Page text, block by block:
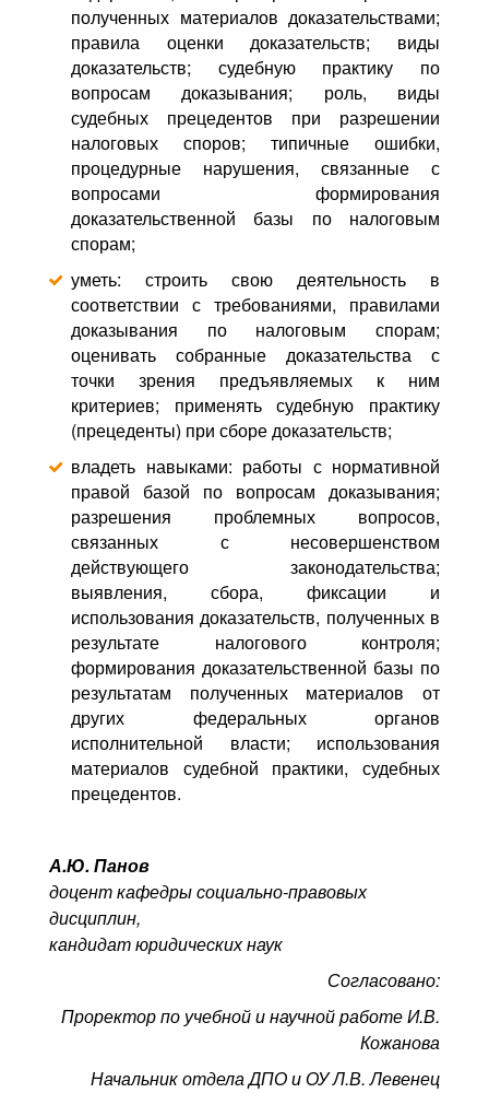
полученных материалов доказательствами;
правила оценки доказательств; виды
доказательств; судебную практику по
вопросам доказывания; роль, виды
судебных прецедентов при разрешении
налоговых споров; типичные ошибки,
процедурные нарушения, связанные с
вопросами формирования
доказательственной базы по налоговым
спорам;
уметь: строить свою деятельность в
соответствии с требованиями, правилами
доказывания по налоговым спорам;
оценивать собранные доказательства с
точки зрения предъявляемых к ним
критериев; применять судебную практику
(прецеденты) при сборе доказательств;
владеть навыками: работы с нормативной
правой базой по вопросам доказывания;
разрешения проблемных вопросов,
связанных с несовершенством
действующего законодательства;
выявления, сбора, фиксации и
использования доказательств, полученных в
результате налогового контроля;
формирования доказательственной базы по
результатам полученных материалов от
других федеральных органов
исполнительной власти; использования
материалов судебной практики, судебных
прецедентов.
А.Ю. Панов
доцент кафедры социально-правовых
дисциплин,
кандидат юридических наук
Согласовано:
Проректор по учебной и научной работе И.В.
Кожанова
Начальник отдела ДПО и ОУ Л.В. Левенец